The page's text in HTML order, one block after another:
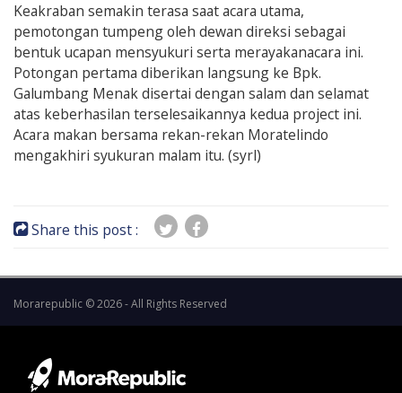
Keakraban semakin terasa saat acara utama,
pemotongan tumpeng oleh dewan direksi sebagai
bentuk ucapan mensyukuri serta merayakanacara ini.
Potongan pertama diberikan langsung ke Bpk.
Galumbang Menak disertai dengan salam dan selamat
atas keberhasilan terselesaikannya kedua project ini.
Acara makan bersama rekan-rekan Moratelindo
mengakhiri syukuran malam itu. (syrl)
Share this post :
Morarepublic © 2026 - All Rights Reserved